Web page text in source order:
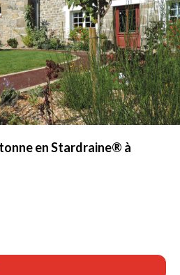
en Stardraine® à